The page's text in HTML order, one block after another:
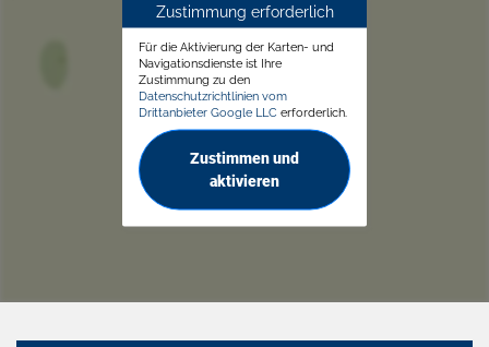
Zustimmung erforderlich
Für die Aktivierung der Karten- und
Navigationsdienste ist Ihre
Zustimmung zu den
Datenschutzrichtlinien vom
Drittanbieter Google LLC erforderlich.
Zustimmen und
aktivieren